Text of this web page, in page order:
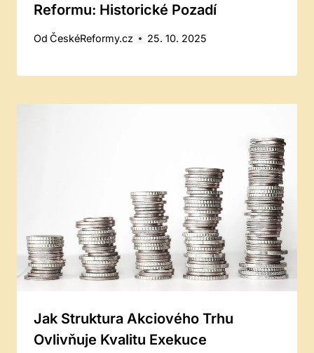
Reformu: Historické Pozadí
Od ČeskéReformy.cz 25. 10. 2025
Jak Struktura Akciového Trhu
Ovlivňuje Kvalitu Exekuce